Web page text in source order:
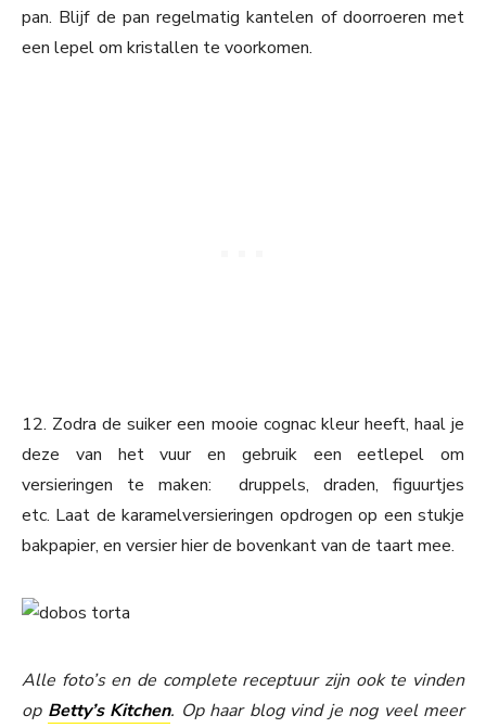
pan. Blijf de pan regelmatig kantelen of doorroeren met
een lepel om kristallen te voorkomen.
12. Zodra de suiker een mooie cognac kleur heeft, haal je
deze van het vuur en gebruik een eetlepel om
versieringen te maken: druppels, draden, figuurtjes
etc. Laat de karamelversieringen opdrogen op een stukje
bakpapier, en versier hier de bovenkant van de taart mee.
Alle foto’s en de complete receptuur zijn ook te vinden
op Betty’s Kitchen. Op haar blog vind je nog veel meer